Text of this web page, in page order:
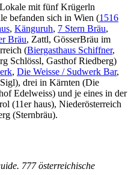
mit fünf Krügerln
befanden sich in Wien (1516
, Känguruh, 7 Stern Bräu,
Bräu, Zattl, GösserBräu im
(Biergasthaus Schiffner,
Schlössl, Gasthof Riedberg)
, Die Weisse / Sudwerk Bar,
drei in Kärnten (Die
Edelweiss) und je eines in der
(11er haus), Niederösterreich
(Sternbräu).
777 österreichische